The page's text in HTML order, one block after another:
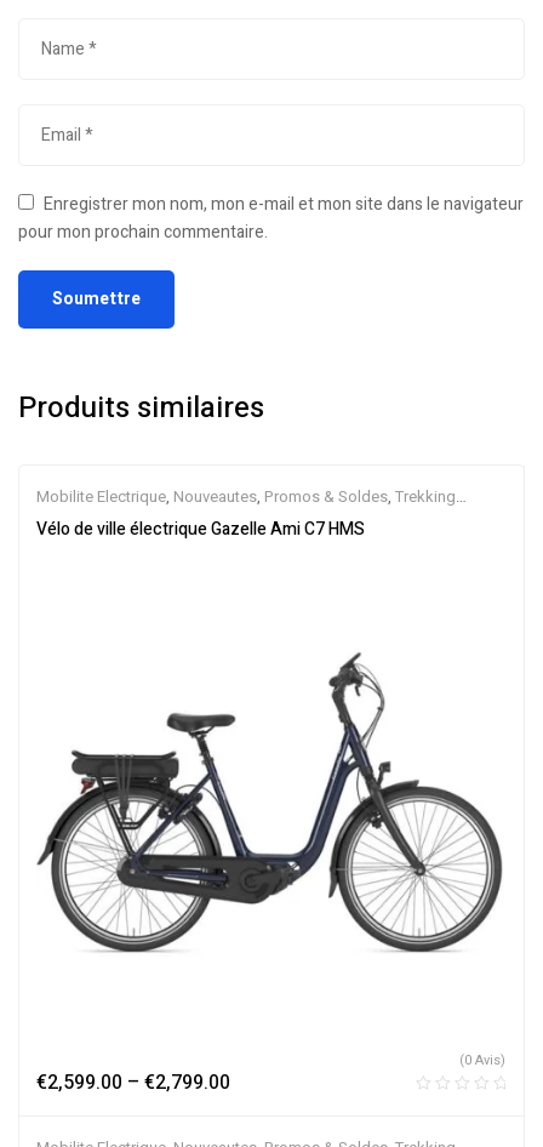
Enregistrer mon nom, mon e-mail et mon site dans le navigateur
pour mon prochain commentaire.
Produits similaires
Mobilite Electrique, Nouveautes, Promos & Soldes, Trekking
électrique,Vélo électrique ville,Velos Electriques
Vélo de ville électrique Gazelle Ami C7 HMS
€2,599.00 – €2,799.00
(0 Avis)